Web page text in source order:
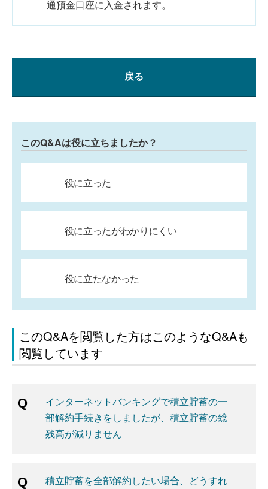
通預金口座に入金されます。
戻る
このQ&Aは役に立ちましたか？
役に立った
役に立ったがわかりにくい
役に立たなかった
このQ&Aを閲覧した方はこのようなQ&Aも
閲覧しています
インターネットバンキングで積立貯蓄の一
部解約手続きをしましたが、積立貯蓄の総
残高が減りません
積立貯蓄を全部解約したい場合、どうすれ